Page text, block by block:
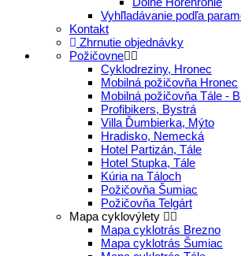
Vyhľladávanie podľa
Kontakt
Zhrnutie objednávky
Požičovne
Cyklodreziny, Hronec
Mobilná požičovňa Hronec
Mobilná požičovňa Tále -
Profibikers, Bystrá
Villa Ďumbierka, Mýto
Hradisko, Nemecká
Hotel Partizán, Tále
Hotel Stupka, Tále
Kúria na Táloch
Požičovňa Šumiac
Požičovňa Telgárt
Mapa cyklovýlety
Mapa cyklotrás Brezno
Mapa cyklotrás Šumiac